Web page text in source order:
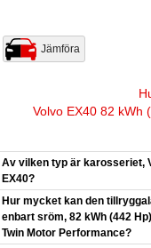
Jämföra
Volvo EX40 82 kWh
Av vilken typ är karosseriet,
EX40?
Hur mycket kan den
enbart sröm, 82 kWh (442
Twin Motor Performance?